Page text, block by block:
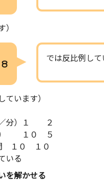
）
8 では反比例し
ています）
／分）１ ２
） １０ ５
１０ １０
いる
を解かせる